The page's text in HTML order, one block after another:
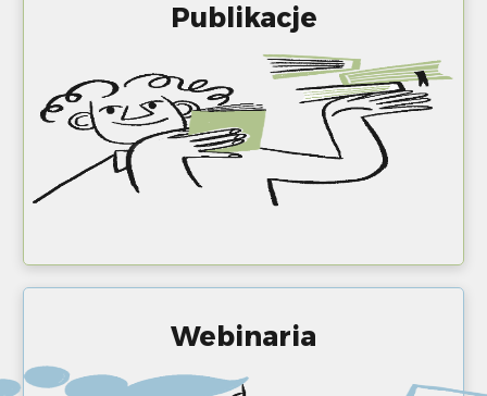
Publikacje
Webinaria